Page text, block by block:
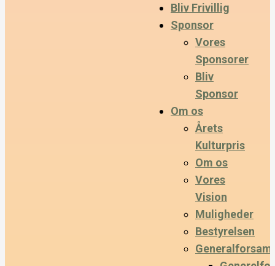
Bliv Frivillig
Sponsor
Vores
Sponsorer
Bliv
Sponsor
Om os
Årets
Kulturpris
Om os
Vores
Vision
Muligheder
Bestyrelsen